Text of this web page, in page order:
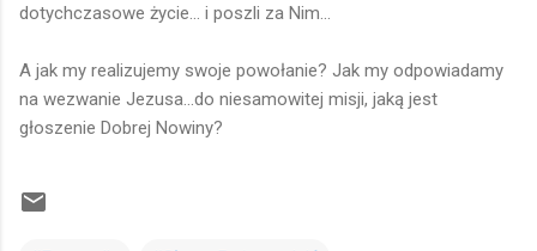
dotychczasowe życie... i poszli za Nim...
A jak my realizujemy swoje powołanie? Jak my odpowiadamy
na wezwanie Jezusa...do niesamowitej misji, jaką jest
głoszenie Dobrej Nowiny?